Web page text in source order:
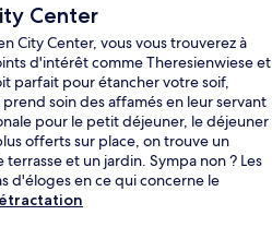
Center
City Center, vous vous trouverez à
d'intérêt comme Theresienwiese et
parfait pour étancher votre soif,
soin des affamés en leur servant
pour le petit déjeuner, le déjeuner
offerts sur place, on trouve un
et un jardin. Sympa non ? Les
d'éloges en ce qui concerne le
L'hébergement se situe à une